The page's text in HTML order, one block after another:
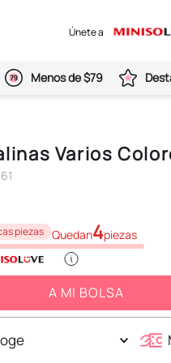
Únete a
Menos de $79
Varios
piezas Quedan4piezas
A MI BOLSA